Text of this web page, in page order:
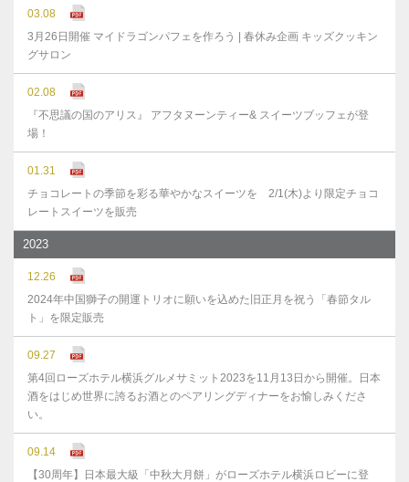
03.08
3月26日開催 マイドラゴンパフェを作ろう | 春休み企画 キッズクッキン
グサロン
02.08
『不思議の国のアリス』 アフタヌーンティー& スイーツブッフェが登
場！
01.31
チョコレートの季節を彩る華やかなスイーツを 2/1(木)より限定チョコ
レートスイーツを販売
2023
12.26
2024年中国獅子の開運トリオに願いを込めた旧正月を祝う「春節タル
ト」を限定販売
09.27
第4回ローズホテル横浜グルメサミット2023を11月13日から開催。日本
酒をはじめ世界に誇るお酒とのペアリングディナーをお愉しみくださ
い。
09.14
【30周年】日本最大級「中秋大月餅」がローズホテル横浜ロビーに登